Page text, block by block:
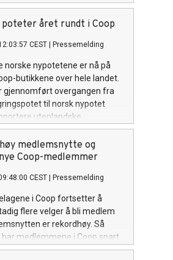
fortelle hvordan Finland har
av verdens mest robuste
samarbeid mellom offentlig
poteter året rundt i Coop
CEST Pressemelding
norske nypotetene er nå på
butikkene over hele landet.
gjennomført overgangen fra
til norsk nypotet
utenlandske
medlemsnytte og
Coop-medlemmer
CEST Pressemelding
i Coop fortsetter å
flere velger å bli medlem
er rekordhøy. Så
har medlemmene i Coop spart
kroner gjennom